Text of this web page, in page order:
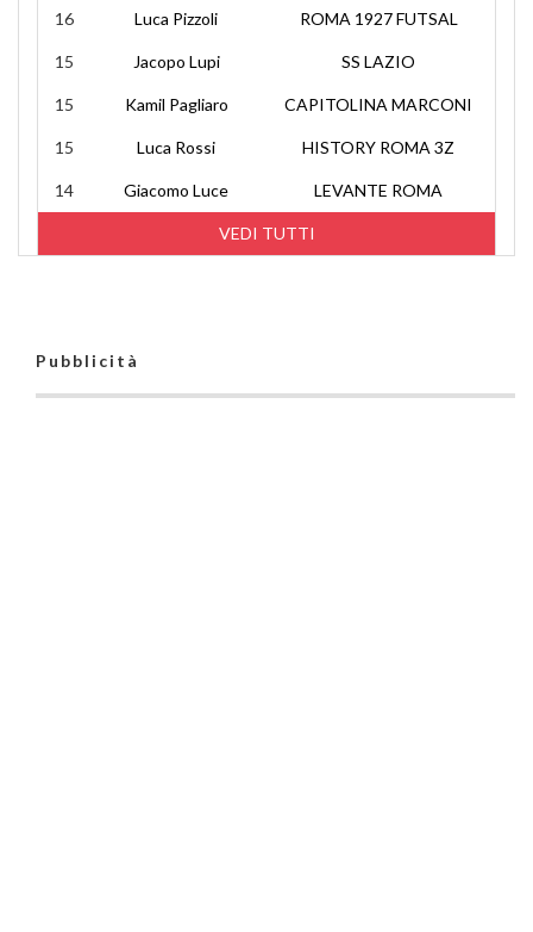
VEDI TUTTI
16 Luca Pizzoli ROMA 1927 FUTSAL
15 Jacopo Lupi SS LAZIO
15 Kamil Pagliaro CAPITOLINA MARCONI
15 Luca Rossi HISTORY ROMA 3Z
14 Giacomo Luce LEVANTE ROMA
Pubblicità